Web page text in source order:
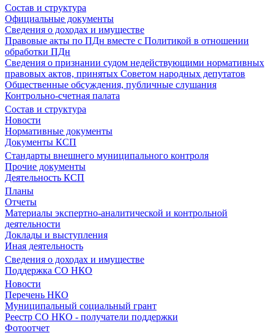
Состав и структура
Официальные документы
Сведения о доходах и имуществе
Правовые акты по ПДн вместе с Политикой в отношении
обработки ПДн
Сведения о признании судом недействующими нормативных
правовых актов, принятых Советом народных депутатов
Общественные обсуждения, публичные слушания
Контрольно-счетная палата
Состав и структура
Новости
Нормативные документы
Документы КСП
Стандарты внешнего муниципального контроля
Прочие документы
Деятельность КСП
Планы
Отчеты
Материалы экспертно-аналитической и контрольной
деятельности
Доклады и выступления
Иная деятельность
Сведения о доходах и имуществе
Поддержка СО НКО
Новости
Перечень НКО
Муниципальный социальный грант
Реестр СО НКО - получатели поддержки
Фотоотчет